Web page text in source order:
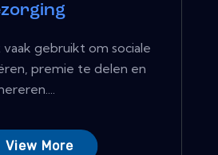
gebruikt om sociale
premie te delen en
View More